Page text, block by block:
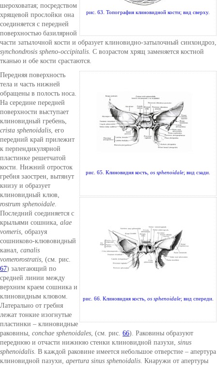
рис. 63. Топография клиновидной кости; вид сверху.
шероховатая; посредством
хрящевой прослойки она
соединяется с передней
поверхностью базилярной
части затылочной кости и образует клиновидно-затылочный синхондроз,
synchondrosis spheno-occipitalis. С возрастом хрящ заменяется костной
тканью и обе кости срастаются.
рис. 65. Клиновидня кость, os sphenoidale; вид сзади.
рис. 66. Клиновидня кость, os sphenoidale; вид спереди.
Передняя поверхность
тела и часть нижней
обращены в полость носа.
На середине передней
поверхности выступает
клиновидный гребень,
crista sphenoidalis, его
передний край прилежит
к перпендикулярной
пластинке решетчатой
кости. Нижний отросток
гребня заострен, вытянут
книзу и образует
клиновидный клюв,
rostrum sphenoidale.
Последний соединяется с
крыльями сошника, alae
vomeris, образуя
сошниково-клювовидный
канал, canalis
vomerorostratis, (см. рис.
67) залегающий по
средней линии между
верхним краем сошника и
клиновидным клювом.
Латерально от гребня
лежат тонкие изогнутые
пластинки – клиновидные
раковины, conchae sphenoidales, (см. рис. 66). Раковины образуют
переднюю и отчасти нижнюю стенки клиновидной пазухи, sinus
sphenoidalis. В каждой раковине имеется небольшое отверстие – апертура
клиновидной пазухи, apertura sinus sphenoidalis. Кнаружи от апертуры